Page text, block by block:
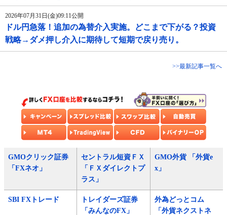
2026年07月31日(金)09:11公開
ドル円急落！追加の為替介入実施。どこまで下がる？投資
戦略→ダメ押し介入に期待して短期で戻り売り。
>>最新記事一覧へ
GMOクリック証券
「FXネオ」
セントラル短資ＦＸ
「ＦＸダイレクトプ
ラス」
GMO外貨 「外貨e
x」
SBI FXトレード
トレイダーズ証券
「みんなのFX」
外為どっとコム
「外貨ネクストネ